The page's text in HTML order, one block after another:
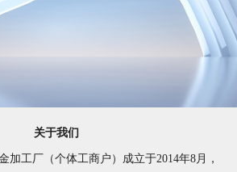
关于我们
工厂（个体工商户）成立于2014年8月，